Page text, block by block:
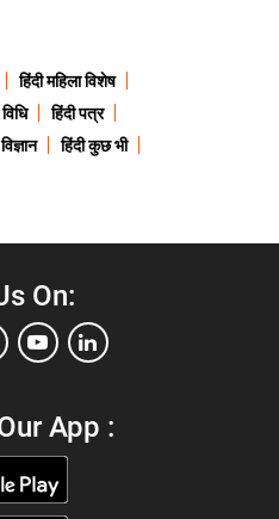
हिंदी महिला विशेष
हिंदी पत्र
हिंदी कुछ भी
On:
App :